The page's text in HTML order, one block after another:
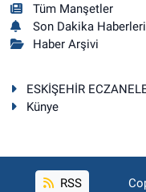
Tüm Manşetler
Son Dakika Haberleri
Haber Arşivi
ESKİŞEHİR
Künye
RSS